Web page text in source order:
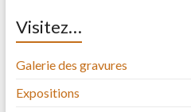
Visitez…
Galerie des gravures
Expositions